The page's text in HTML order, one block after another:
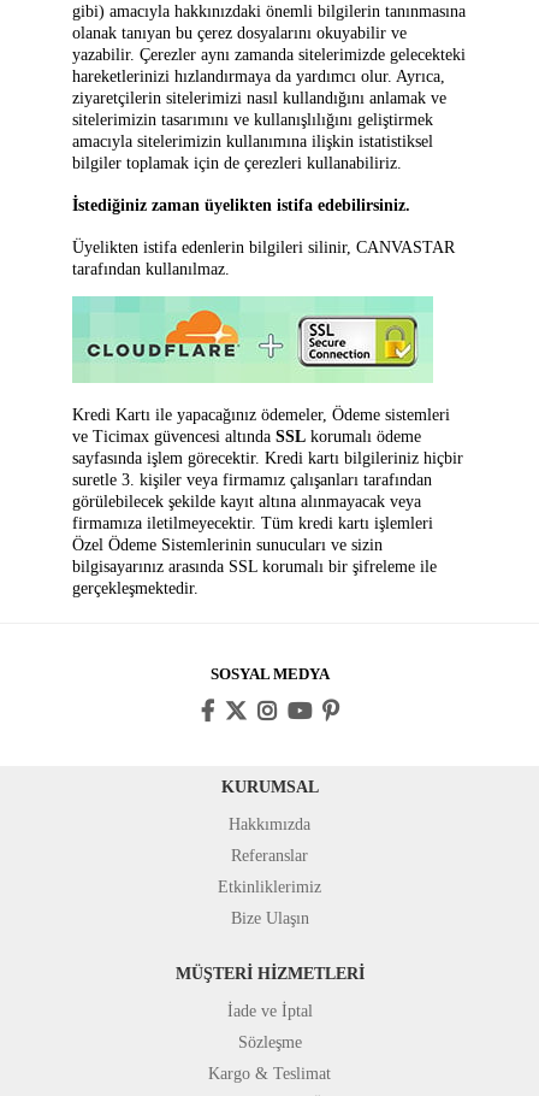
gibi) amacıyla hakkınızdaki önemli bilgilerin tanınmasına
olanak tanıyan bu çerez dosyalarını okuyabilir ve
yazabilir. Çerezler aynı zamanda sitelerimizde gelecekteki
hareketlerinizi hızlandırmaya da yardımcı olur. Ayrıca,
ziyaretçilerin sitelerimizi nasıl kullandığını anlamak ve
sitelerimizin tasarımını ve kullanışlılığını geliştirmek
amacıyla sitelerimizin kullanımına ilişkin istatistiksel
bilgiler toplamak için de çerezleri kullanabiliriz.
İstediğiniz zaman üyelikten istifa edebilirsiniz.
Üyelikten istifa edenlerin bilgileri silinir, CANVASTAR
tarafından kullanılmaz.
Kredi Kartı ile yapacağınız ödemeler, Ödeme sistemleri
ve Ticimax güvencesi altında SSL korumalı ödeme
sayfasında işlem görecektir. Kredi kartı bilgileriniz hiçbir
suretle 3. kişiler veya firmamız çalışanları tarafından
görülebilecek şekilde kayıt altına alınmayacak veya
firmamıza iletilmeyecektir. Tüm kredi kartı işlemleri
Özel Ödeme Sistemlerinin sunucuları ve sizin
bilgisayarınız arasında SSL korumalı bir şifreleme ile
gerçekleşmektedir.
SOSYAL MEDYA
KURUMSAL
Hakkımızda
Referanslar
Etkinliklerimiz
Bize Ulaşın
MÜŞTERİ HİZMETLERİ
İade ve İptal
Sözleşme
Kargo & Teslimat